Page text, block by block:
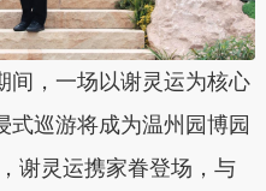
，一场以谢灵运为核心
巡游将成为温州园博园
谢灵运携家眷登场，与